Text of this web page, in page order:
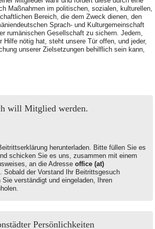
Maßnahmen im politischen, sozialen, kulturellen,
Bereich, die dem Zweck dienen, den
Sprach- und Kulturgemeinschaft
rumänischen Gesellschaft zu sichern. Jedem,
Hilfe nötig hat, steht unsere Tür offen, und jeder,
unserer Zielsetzungen behilflich sein kann,
will Mitglied werden.
herunterladen. Bitte füllen Sie es
schicken Sie es uns, zusammen mit einem
an die Adresseoffice (at)
Sobald der Vorstand Ihr Beitrittsgesuch
Sie verständigt und eingeladen, Ihren
Persönlichkeiten